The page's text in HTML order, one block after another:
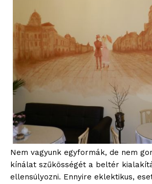
Nem vagyunk egyformák, de nem
kínálat szűkösségét a beltér
ellensúlyozni. Ennyire eklektikus,